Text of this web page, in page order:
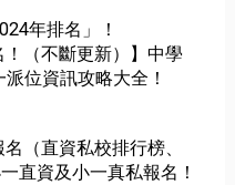
年排名」！
（不斷更新）】中學
位資訊攻略大全！
（直資私校排行榜、
直資及小一真私報名！